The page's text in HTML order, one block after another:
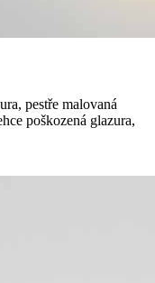
pestře malovaná
poškozená glazura,